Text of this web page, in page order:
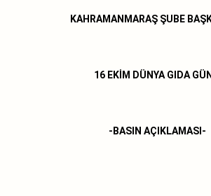
KAHRAMANMARAŞ ŞUBE
16 EKİM DÜNYA GIDA
-BASIN AÇIKLAMASI-